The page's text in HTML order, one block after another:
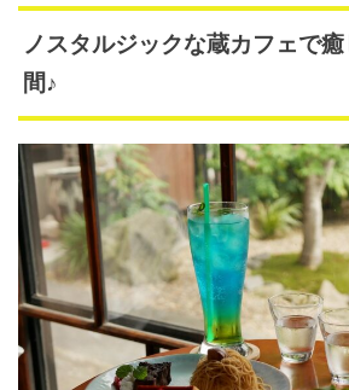
ノスタルジックな蔵カフェで
間♪